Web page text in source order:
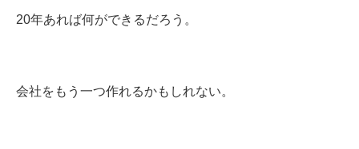
20年あれば何ができるだろう。
会社をもう一つ作れるかもしれない。